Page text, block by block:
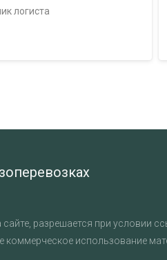
логиста
разрешается при условии
использование